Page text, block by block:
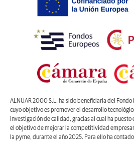
ALNUAR 2000 S.L. ha sido beneficiaria del Fondo
cuyo objetivo es promover el desarrollo
investigación de calidad, gracias al cual ha puesto
el objetivo de mejorar la competitividad
la pyme, durante el año 2025. Para ello ha